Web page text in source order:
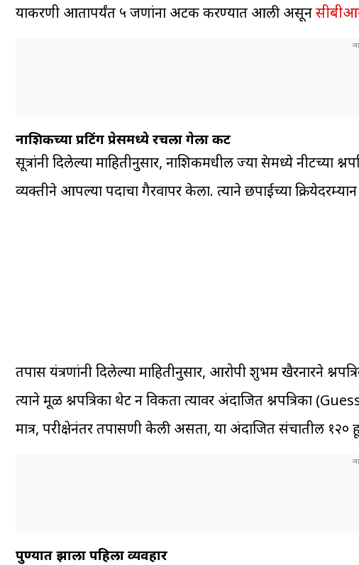
याप्रकरणी आतापर्यंत ५ जणांना अटक करण्यात आली असून
नाशिकच्या प्रिंटिंग प्रेसमध्ये रचला गेला कट
सूत्रांनी दिलेल्या माहितीनुसार, नाशिकमधील ज्या प्रेसमध्ये नीटच्या
व्यक्तीने आपल्या पदाचा गैरवापर केला. त्याने छपाईच्या
तपास यंत्रणांनी दिलेल्या माहितीनुसार, आरोपी शुभम खैरनारने
त्याने मूळ प्रश्नपत्रिका थेट न विकता त्यावर अंदाजित
मात्र, परीक्षेनंतर तपासणी केली असता, या अंदाजित संचातील
पुण्यात झाला पहिला व्यवहार